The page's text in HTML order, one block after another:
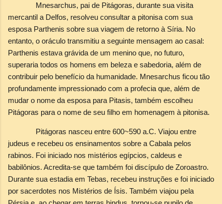
Mnesarchus, pai de Pitágoras, durante sua visita
mercantil a Delfos, resolveu consultar a pitonisa com sua
esposa Parthenis sobre sua viagem de retorno à Síria. No
entanto, o oráculo transmitiu a seguinte mensagem ao casal:
Parthenis estava grávida de um menino que, no futuro,
superaria todos os homens em beleza e sabedoria, além de
contribuir pelo benefício da humanidade. Mnesarchus ficou tão
profundamente impressionado com a profecia que, além de
mudar o nome da esposa para Pitasis, também escolheu
Pitágoras para o nome de seu filho em homenagem à pitonisa.
Pitágoras nasceu entre 600~590 a.C. Viajou entre
judeus e recebeu os ensinamentos sobre a Cabala pelos
rabinos. Foi iniciado nos mistérios egípcios, caldeus e
babilônios. Acredita-se que também foi discípulo de Zoroastro.
Durante sua estadia em Tebas, recebeu instruções e foi iniciado
por sacerdotes nos Mistérios de Ísis. Também viajou pela